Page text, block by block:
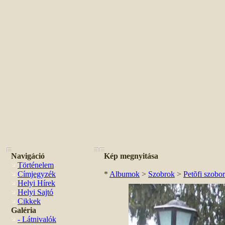
Navigáció
Történelem
Címjegyzék
Helyi Hírek
Helyi Sajtó
Cikkek
Galéria
- Látnivalók
Kép megnyitása
* Albumok > Szobrok > Petõfi